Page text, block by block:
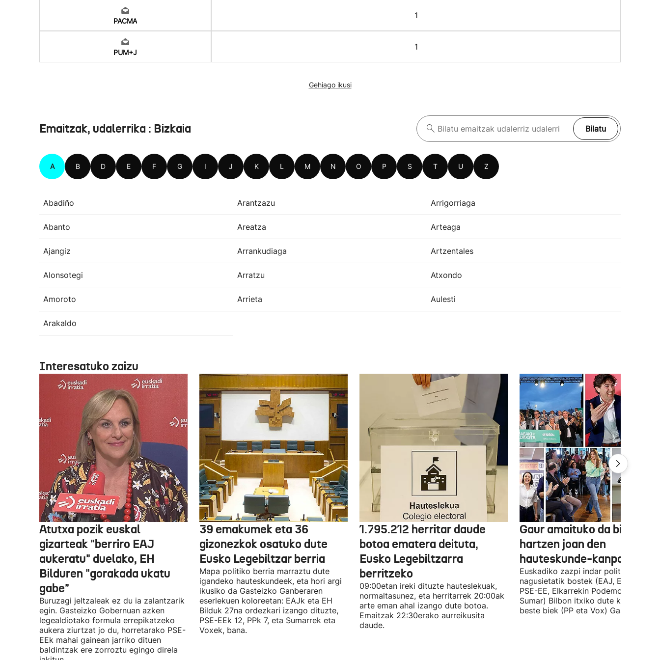
PACMA
1
PUM+J
1
Gehiago ikusi
Emaitzak, udalerrika : Bizkaia Bilatu
A B D E F G I J K L M N O P S T U Z
Abadiño Arantzazu Arrigorriaga
Abanto Areatza Arteaga
Ajangiz Arrankudiaga Artzentales
Alonsotegi Arratzu Atxondo
Amoroto Arrieta Aulesti
Arakaldo
Interesatuko zaizu
Atutxa pozik euskal
gizarteak "berriro EAJ
aukeratu" duelako, EH
Bilduren "gorakada ukatu
gabe"
Buruzagi jeltzaleak ez du ia zalantzarik
egin. Gasteizko Gobernuan azken
legealdiotako formula errepikatzeko
aukera ziurtzat jo du, horretarako PSE-
EEk mahai gainean jarriko dituen
baldintzak ere zorroztu egingo direla
39 emakumek eta 36
gizonezkok osatuko dute
Eusko Legebiltzar berria
Mapa politiko berria marraztu dute
igandeko hauteskundeek, eta hori argi
ikusiko da Gasteizko Ganberaren
eserlekuen koloreetan: EAJk eta EH
Bilduk 27na ordezkari izango dituzte,
PSE-EEk 12, PPk 7, eta Sumarrek eta
Voxek, bana.
1.795.212 herritar daude
botoa ematera deituta,
Eusko Legebiltzarra
berritzeko
09:00etan ireki dituzte hauteslekuak,
normaltasunez, eta herritarrek 20:00ak
arte eman ahal izango dute botoa.
Emaitzak 22:30erako aurreikusita
daude.
Gaur amaituko da
hartzen joan den
hauteskunde-kanpaina
Euskadiko zazpi indar politiko
nagusietatik bostek (EAJ, EH Bildu,
PSE-EE, Elkarrekin Podemos eta
Sumar) Bilbon itxiko dute kanpaina,
beste biek (PP eta Vox) Gasteizen.